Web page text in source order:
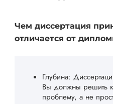
Чем диссертация
отличается от
Глубина:
Вы должны решить
проблему, а не